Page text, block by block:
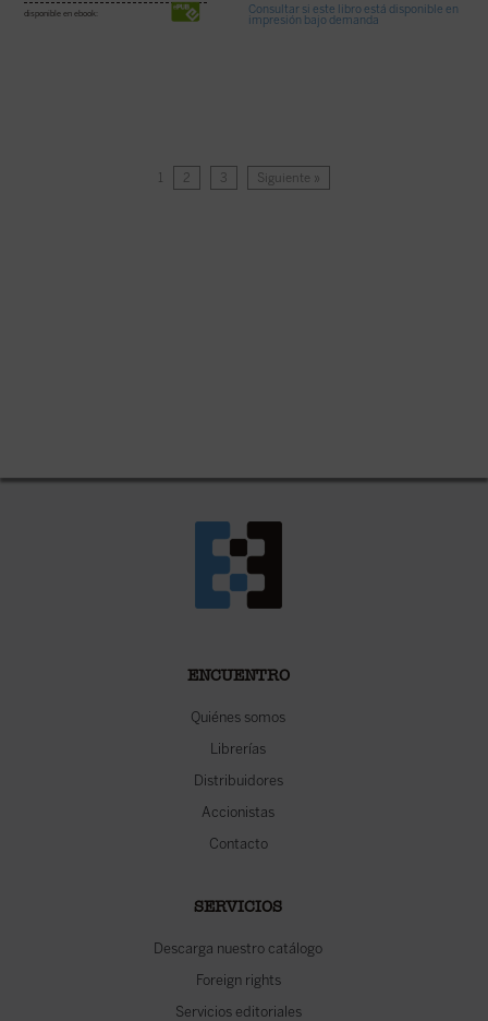
disponible en ebook: Consultar si este libro está disponible en
impresión bajo demanda
1 2 3 Siguiente »
ENCUENTRO
Quiénes somos
Librerías
Distribuidores
Accionistas
Contacto
SERVICIOS
Descarga nuestro catálogo
Foreign rights
Servicios editoriales